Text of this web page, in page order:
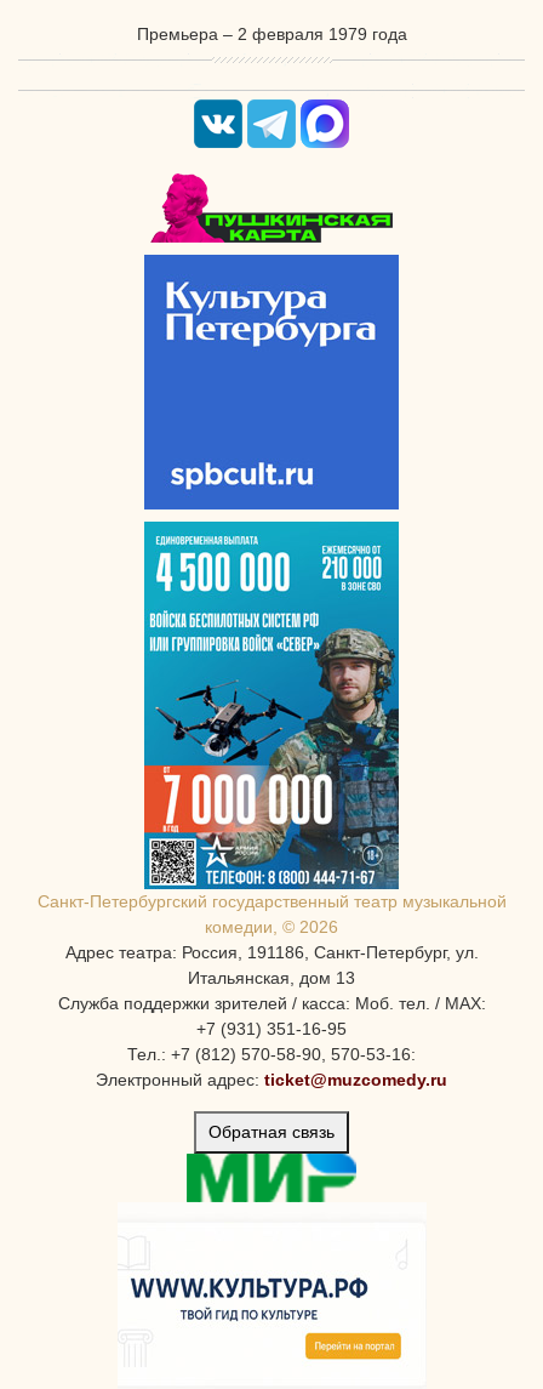
Премьера – 2 февраля 1979 года
Санкт-Петербургcкий государственный театр музыкальной
комедии, © 2026
Адрес театра: Россия, 191186, Санкт-Петербург, ул.
Итальянская, дом 13
Служба поддержки зрителей / касса: Моб. тел. / MAX:
+7 (931) 351-16-95
Тел.: +7 (812) 570-58-90, 570-53-16:
Электронный адрес: ticket@muzcomedy.ru
Обратная связь